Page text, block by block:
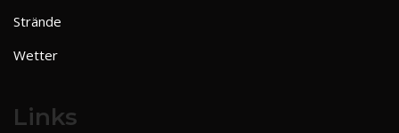
Strände
Wetter
Links